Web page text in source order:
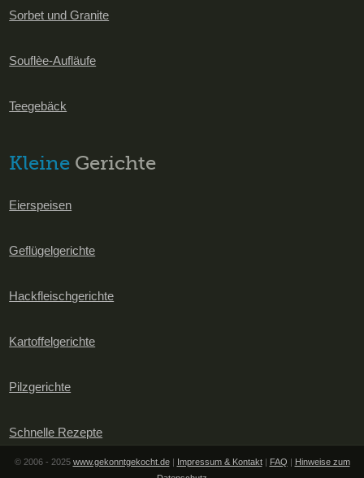
Sorbet und Granite
Souflèe-Aufläufe
Teegebäck
Kleine Gerichte
Eierspeisen
Geflügelgerichte
Hackfleischgerichte
Kartoffelgerichte
Pilzgerichte
Schnelle Rezepte
© 2006 - 2025 www.gekonntgekocht.de| Impressum & Kontakt| FAQ | Hinweise zum